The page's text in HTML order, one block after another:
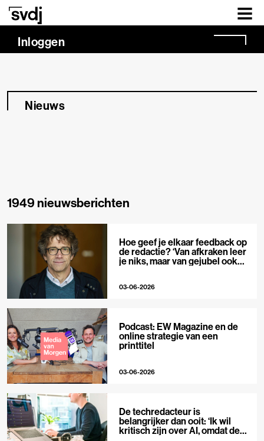
Naar hoofdinhoud
Inloggen
Nieuws
1949 nieuwsberichten
Hoe geef je elkaar feedback op
de redactie? ‘Van afkraken leer
je niks, maar van gejubel ook
03-06-2026
Podcast: EW Magazine en de
online strategie van een
printtitel
03-06-2026
De techredacteur is
belangrijker dan ooit: ‘Ik wil
kritisch zijn over AI, omdat de